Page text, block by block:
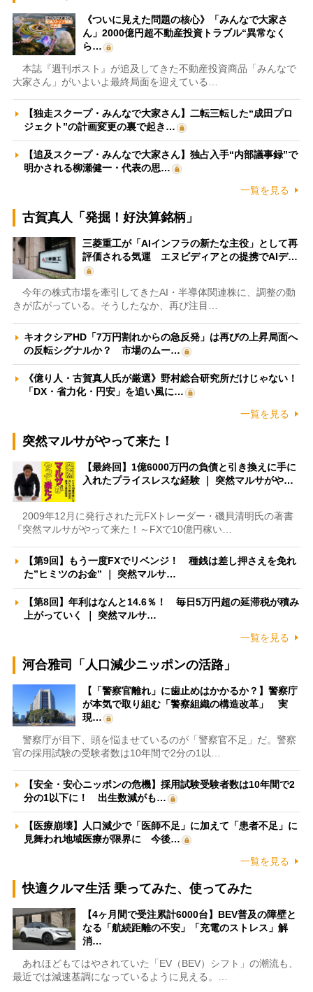
《ついに見えた問題の核心》「みんなで大家さ
ん」2000億円超不動産投資トラブル“異常なく
ら…
本誌『週刊ポスト』が追及してきた不動産投資商品「みんなで
大家さん」がいよいよ最終局面を迎えている…
【独走スクープ・みんなで大家さん】二転三転した“成田プロ
ジェクト”の計画変更の裏で起き…
【追及スクープ・みんなで大家さん】独占入手“内部議事録”で
明かされる柳瀬健一・代表の思…
一覧を見る
古賀真人「発掘！好決算銘柄」
三菱重工が「AIインフラの新たな主役」として再
評価される気運 エヌビディアとの提携でAIデ…
今年の株式市場を牽引してきたAI・半導体関連株に、調整の動
きが広がっている。そうしたなか、再び注目…
キオクシアHD「7万円割れからの急反発」は再びの上昇局面へ
の反転シグナルか？ 市場のムー…
《億り人・古賀真人氏が厳選》野村総合研究所だけじゃない！
「DX・省力化・円安」を追い風に…
一覧を見る
突然マルサがやって来た！
【最終回】1億6000万円の負債と引き換えに手に
入れたプライスレスな経験 ｜ 突然マルサがや…
2009年12月に発行された元FXトレーダー・磯貝清明氏の著書
『突然マルサがやって来た！～FXで10億円稼い…
【第9回】もう一度FXでリベンジ！ 種銭は差し押さえを免れ
た”ヒミツのお金” ｜ 突然マルサ…
【第8回】年利はなんと14.6％！ 毎日5万円超の延滞税が積み
上がっていく ｜ 突然マルサ…
一覧を見る
河合雅司「人口減少ニッポンの活路」
【「警察官離れ」に歯止めはかかるか？】警察庁
が本気で取り組む「警察組織の構造改革」 実
現…
警察庁が目下、頭を悩ませているのが「警察官不足」だ。警察
官の採用試験の受験者数は10年間で2分の1以…
【安全・安心ニッポンの危機】採用試験受験者数は10年間で2
分の1以下に！ 出生数減がも…
【医療崩壊】人口減少で「医師不足」に加えて「患者不足」に
見舞われ地域医療が限界に 今後…
一覧を見る
快適クルマ生活 乗ってみた、使ってみた
【4ヶ月間で受注累計6000台】BEV普及の障壁と
なる「航続距離の不安」「充電のストレス」解
消…
あれほどもてはやされていた「EV（BEV）シフト」の潮流も、
最近では減速基調になっているように見える。…